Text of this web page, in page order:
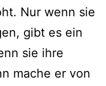
Nur wenn sie
gibt es ein
sie ihre
mache er von